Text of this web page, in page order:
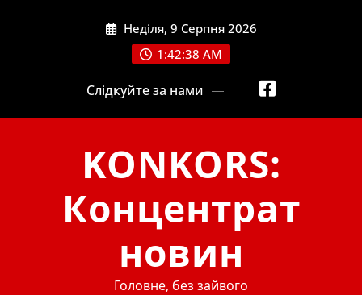
Неділя, 9 Серпня 2026
1:42:40 AM
Слідкуйте за нами
KONKORS:
Концентрат
новин
Головне, без зайвого